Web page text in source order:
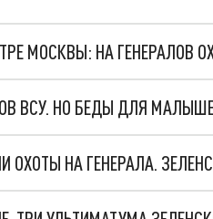
МОСКВЫ: НА ГЕНЕРАЛОВ
ВСУ. НО БЕДЫ ДЛЯ